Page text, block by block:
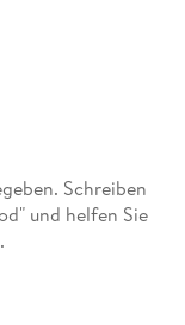
Schreiben
und helfen Sie